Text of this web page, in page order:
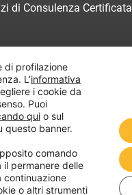
di Consulenza Certificata
di profilazione
L’informativa
i cookie da
Puoi
qui o sul
questo banner.
comando
permanere delle
continuazione
o altri strumenti